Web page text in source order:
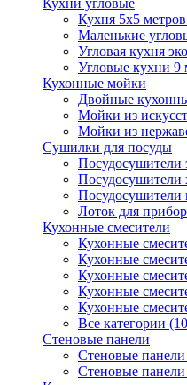
Кухни угловые
Кухня 5х5 метров
Маленькие
Угловая кухня
Угловые кухни 9
Кухонные мойки
Двойные
Мойки из
Мойки из
Сушилки для посуды
Посудосушители
Посудосушители
Лоток для
Кухонные смесители
Кухонные
Кухонные
Кухонные
Кухонные
Кухонные
Все категории
Стеновые панели
Стеновые
Стеновые